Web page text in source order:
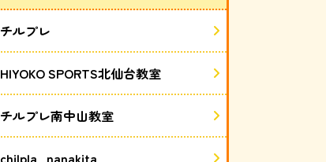
チルプレ
HIYOKO SPORTS北仙台教室
チルプレ南中山教室
chilpla_nanakita